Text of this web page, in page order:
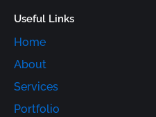
Useful Links
Home
About
Services
Portfolio